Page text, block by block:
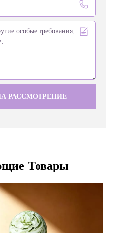
РАССМОТРЕНИЕ
Товары